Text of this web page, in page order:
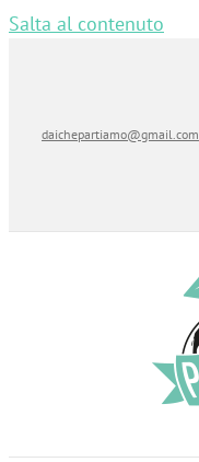
Salta al contenuto
daichepartiamo@gmail.com